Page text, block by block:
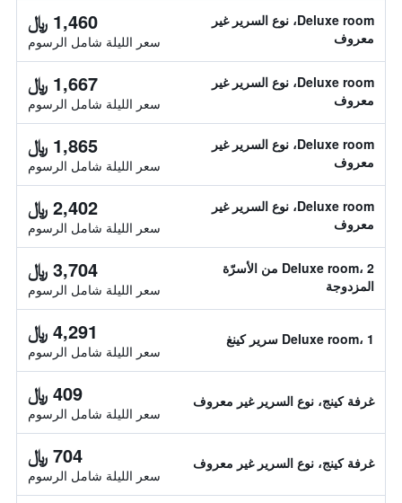
Deluxe room، نوع السرير غير
معروف
1,460 ﷼
سعر الليلة شامل الرسوم
Deluxe room، نوع السرير غير
معروف
1,667 ﷼
سعر الليلة شامل الرسوم
Deluxe room، نوع السرير غير
معروف
1,865 ﷼
سعر الليلة شامل الرسوم
Deluxe room، نوع السرير غير
معروف
2,402 ﷼
سعر الليلة شامل الرسوم
Deluxe room، 2 من الأسرّة
المزدوجة
3,704 ﷼
سعر الليلة شامل الرسوم
Deluxe room، 1 سرير كينغ 4,291 ﷼
سعر الليلة شامل الرسوم
غرفة كينج، نوع السرير غير معروف 409 ﷼
سعر الليلة شامل الرسوم
غرفة كينج، نوع السرير غير معروف 704 ﷼
سعر الليلة شامل الرسوم